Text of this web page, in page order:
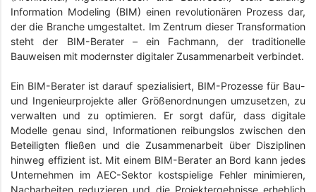
Information Modeling (BIM) einen revolutionären Prozess dar,
der die Branche umgestaltet. Im Zentrum dieser Transformation
steht der BIM-Berater – ein Fachmann, der traditionelle
Bauweisen mit modernster digitaler Zusammenarbeit verbindet.
Ein BIM-Berater ist darauf spezialisiert, BIM-Prozesse für Bau-
und Ingenieurprojekte aller Größenordnungen umzusetzen, zu
verwalten und zu optimieren. Er sorgt dafür, dass digitale
Modelle genau sind, Informationen reibungslos zwischen den
Beteiligten fließen und die Zusammenarbeit über Disziplinen
hinweg effizient ist. Mit einem BIM-Berater an Bord kann jedes
Unternehmen im AEC-Sektor kostspielige Fehler minimieren,
Nacharbeiten reduzieren und die Projektergebnisse erheblich